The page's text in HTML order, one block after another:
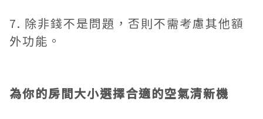
7. 除非錢不是問題，否則不需考慮其他額
外功能。
為你的房間大小選擇合適的空氣清新機